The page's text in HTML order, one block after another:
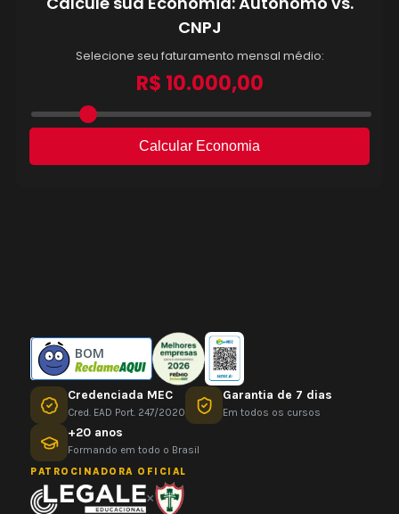
BOM
Credenciada MEC
Cred. EAD Port. 247/2020
Garantia de 7 dias
Em todos os cursos
+20 anos
Formando em todo o Brasil
PATROCINADORA OFICIAL
×